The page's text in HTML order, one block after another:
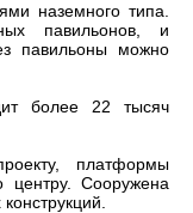
наземного типа.
павильонов, и
павильоны можно
более 22 тысяч
платформы
центру. Сооружена